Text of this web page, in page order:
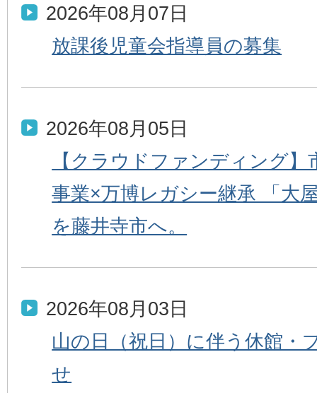
2026年08月07日
放課後児童会指導員の募集
2026年08月05日
【クラウドファンディング
事業×万博レガシー継承 「大
を藤井寺市へ。
2026年08月03日
山の日（祝日）に伴う休館・
せ